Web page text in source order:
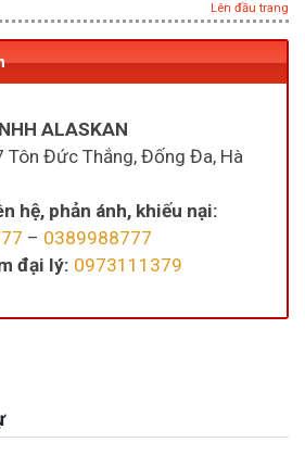
Lên đầu trang
ALASKAN
Tôn Đức Thắng, Đống Đa, Hà
hệ, phản ánh, khiếu nại:
– 0389988777
đại lý: 0973111379